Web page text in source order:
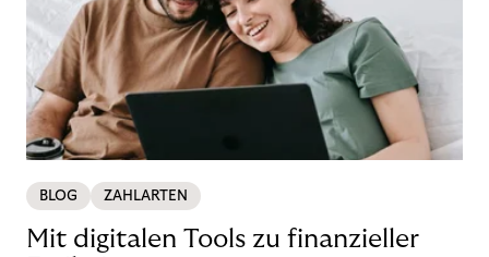
BLOG ZAHLARTEN
Mit digitalen Tools zu finanzieller